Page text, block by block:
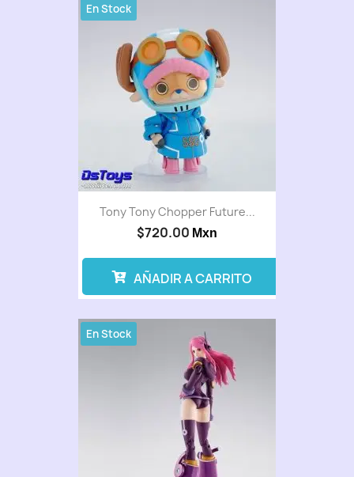
Tony Tony Chopper Future...
$720.00 Mxn
En Stock
AÑADIR A CARRITO
En Stock